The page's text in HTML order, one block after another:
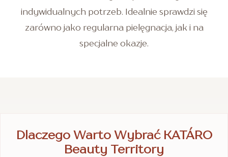
indywidualnych potrzeb. Idealnie sprawdzi się
zarówno jako regularna pielęgnacja, jak i na
specjalne okazje.
Dlaczego Warto Wybrać KATÁRO
Beauty Territory